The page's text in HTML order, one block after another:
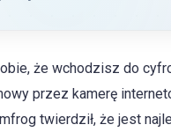
że wchodzisz do
przez kamerę
twierdził, że jest